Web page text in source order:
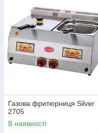
Газова фритюрниця Silver
2705
В наявності